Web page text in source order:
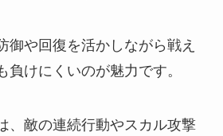
御や回復を活かしながら戦え
負けにくいのが魅力です。
、敵の連続行動やスカル攻撃